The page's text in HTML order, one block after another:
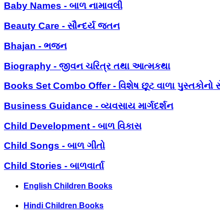
Baby Names - બાળ નામાવલી
Beauty Care - સૌન્દર્ય જતન
Bhajan - ભજન
Biography - જીવન ચરિત્ર તથા આત્મકથા
Books Set Combo Offer - વિશેષ છૂટ વાળા પુસ્તકોનો
Business Guidance - વ્યવસાય માર્ગદર્શન
Child Development - બાળ વિકાસ
Child Songs - બાળ ગીતો
Child Stories - બાળવાર્તા
English Children Books
Hindi Children Books